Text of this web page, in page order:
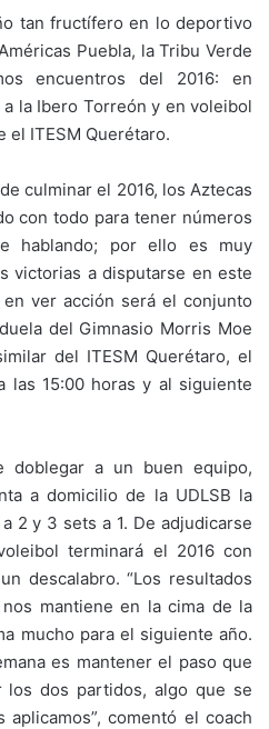
tan fructífero en lo deportivo
Puebla, la Tribu Verde
encuentros del 2016: en
la Ibero Torreón y en voleibol
el ITESM Querétaro.
culminar el 2016, los Aztecas
con todo para tener números
hablando; por ello es muy
victorias a disputarse en este
ver acción será el conjunto
del Gimnasio Morris Moe
del ITESM Querétaro, el
las 15:00 horas y al siguiente
doblegar a un buen equipo,
a domicilio de la UDLSB la
2 y 3 sets a 1. De adjudicarse
terminará el 2016 con
descalabro. “Los resultados
mantiene en la cima de la
mucho para el siguiente año.
es mantener el paso que
los dos partidos, algo que se
comentó el coach